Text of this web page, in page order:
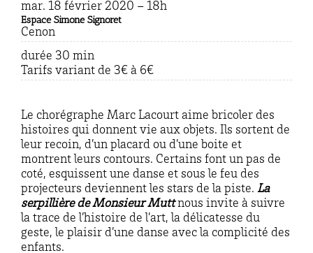
mar. 18 février 2020 – 18h
Espace Simone Signoret
Cenon
durée 30 min
Tarifs variant de 3€ à 6€
Le chorégraphe Marc Lacourt aime bricoler des
histoires qui donnent vie aux objets. Ils sortent de
leur recoin, d’un placard ou d’une boite et
montrent leurs contours. Certains font un pas de
coté, esquissent une danse et sous le feu des
projecteurs deviennent les stars de la piste. La
serpillière de Monsieur Muttnous invite à suivre
la trace de l’histoire de l’art, la délicatesse du
geste, le plaisir d’une danse avec la complicité des
enfants.